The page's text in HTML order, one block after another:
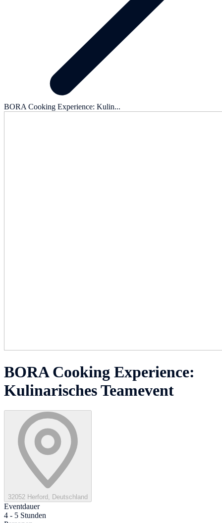
BORA Cooking Experience: Kulin...
BORA Cooking Experience:
Kulinarisches Teamevent
32052 Herford, Deutschland
Eventdauer
4 - 5 Stunden